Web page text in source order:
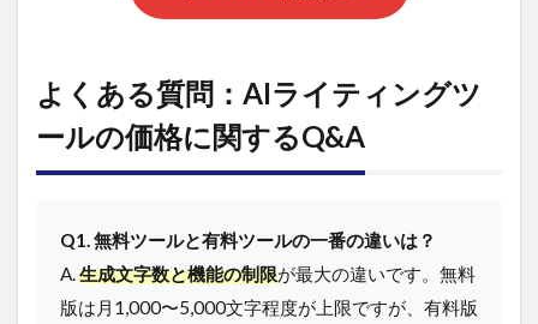
よくある質問：AIライティングツ
ールの価格に関するQ&A
Q1. 無料ツールと有料ツールの一番の違いは？
A.生成文字数と機能の制限が最大の違いです。無料
版は月1,000〜5,000文字程度が上限ですが、有料版